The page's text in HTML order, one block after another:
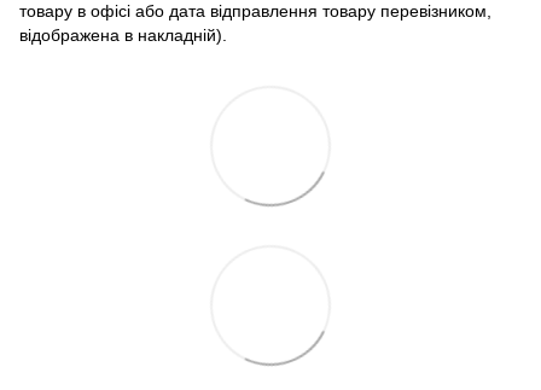
товару в офісі або дата відправлення товару перевізником,
відображена в накладній).